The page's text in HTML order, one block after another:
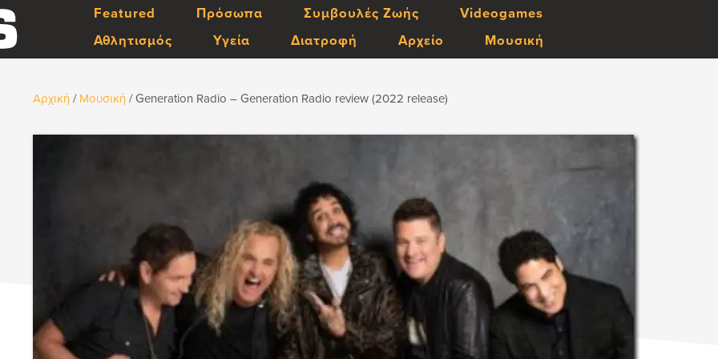
Featured Πρόσωπα Συμβουλές Ζωής
Videogames
Αθλητισμός
Υγεία Διατροφή Αρχείο Μουσική
Αρχική / Μουσική /Generation Radio – Generation Radio review (2022 release)